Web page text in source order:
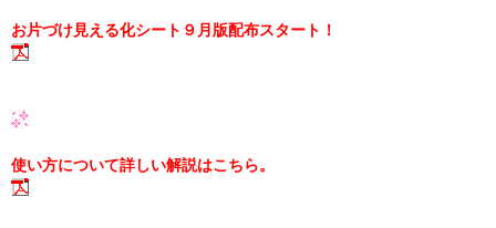
お片づけ見える化シート９月版配布スタート！
使い方について詳しい解説はこちら。